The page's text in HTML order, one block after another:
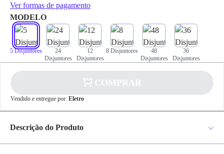
Ver formas de pagamento
✕
R$ 31,47no PIX
Para pagamento via PIX será gerada uma chave
compra.
MODELO
5 Disjuntores
24
Disjuntores
12
Disjuntores
8 Disjuntores
48
Disjuntores
36
Disjuntores
COMPRAR
Vendido e entregue por: Eletro
Descrição do Produto